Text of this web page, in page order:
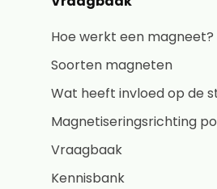
Hoe werkt een magneet?
Soorten magneten
Wat heeft invloed op de
Magnetiseringsrichting
Vraagbaak
Kennisbank